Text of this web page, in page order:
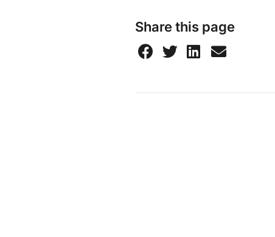
Share this page